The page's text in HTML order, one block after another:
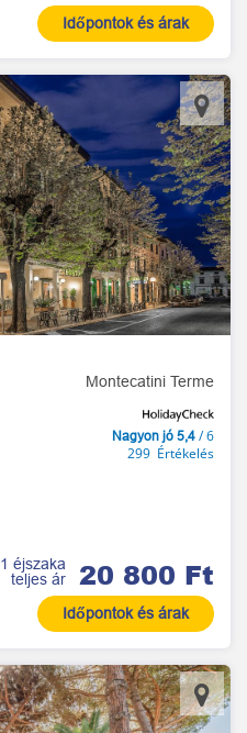
Időpontok és árak
Montecatini Terme
Nagyon jó 5,4 / 6
299 Értékelés
1 éjszaka
teljes ár
20 800 Ft
Időpontok és árak